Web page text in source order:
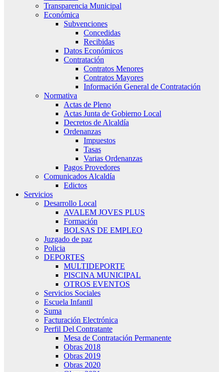
Transparencia Municipal
Económica
Subvenciones
Concedidas
Recibidas
Datos Económicos
Contratación
Contratos Menores
Contratos Mayores
Información General de Contratación
Normativa
Actas de Pleno
Actas Junta de Gobierno Local
Decretos de Alcaldía
Ordenanzas
Impuestos
Tasas
Varias Ordenanzas
Pagos Provedores
Comunicados Alcaldía
Edictos
Servicios
Desarrollo Local
AVALEM JOVES PLUS
Formación
BOLSAS DE EMPLEO
Juzgado de paz
Policia
DEPORTES
MULTIDEPORTE
PISCINA MUNICIPAL
OTROS EVENTOS
Servicios Sociales
Escuela Infantil
Suma
Facturación Electrónica
Perfil Del Contratante
Mesa de Contratación Permanente
Obras 2018
Obras 2019
Obras 2020